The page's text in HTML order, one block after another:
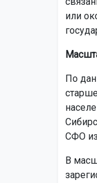
или
По
СФО
В